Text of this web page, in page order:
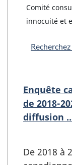
Comité
innocuité et
Enquête
de 2018-
diffusion
De 2018 à